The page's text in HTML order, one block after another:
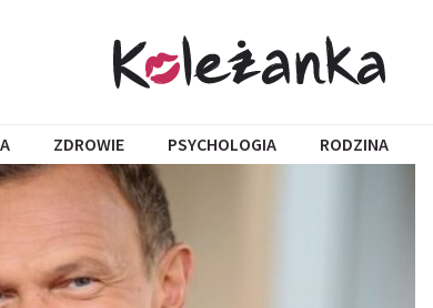
ZDROWIE PSYCHOLOGIA RODZINA